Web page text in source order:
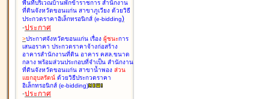
พื้นที่บริเวณบ้านพักข้าราชการ สำนักงาน
ที่ดินจังหวัดขอนแก่น สาขาภูเวียง ด้วยวิธี
ประกวดราคาอิเล็กทรอนิกส์ (e-bidding)
-ประกาศ
>ประกาศจังหวัดขอนแก่น เรื่อง ผู้ชนะการ
เสนอราคา ประกวดราคาจ้างก่อสร้าง
อาคารสำนักงานที่ดิน อาคาร คสล.ขนาด
กลาง พร้อมส่วนประกอบที่จำเป็น สำนักงาน
ที่ดินจังหวัดขอนแก่น สาขาน้ำพอง ส่วน
แยกอุบลรัตน์ ด้วยวิธีประกวดราคา
อิเล็กทรอนิกส์ (e-bidding)
-ประกาศ